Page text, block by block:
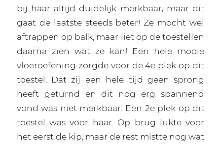
bij haar altijd duidelijk merkbaar, maar dit
gaat de laatste steeds beter! Ze mocht wel
aftrappen op balk, maar liet op de toestellen
daarna zien wat ze kan! Een hele mooie
vloeroefening zorgde voor de 4e plek op dit
toestel. Dat zij een hele tijd geen sprong
heeft geturnd en dit nog erg spannend
vond was niet merkbaar. Een 2e plek op dit
toestel was voor haar. Op brug lukte voor
het eerst de kip, maar de rest mistte nog wat